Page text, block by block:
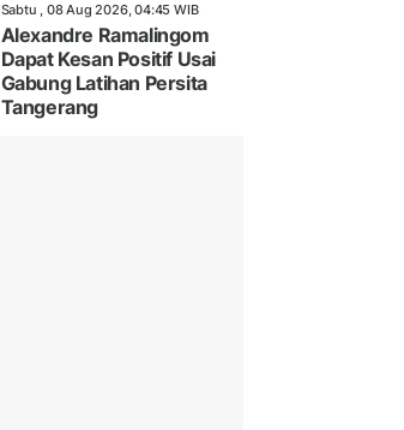
Sabtu , 08 Aug 2026, 04:45 WIB
Alexandre Ramalingom
Dapat Kesan Positif Usai
Gabung Latihan Persita
Tangerang